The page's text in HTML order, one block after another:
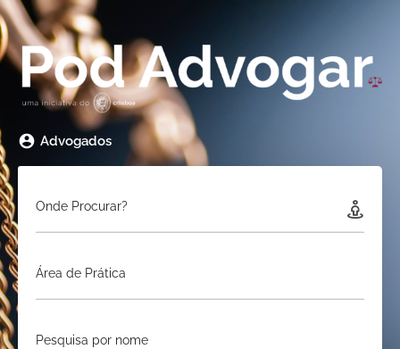
Advogados
Onde Procurar?
Área de Prática
Pesquisa por nome